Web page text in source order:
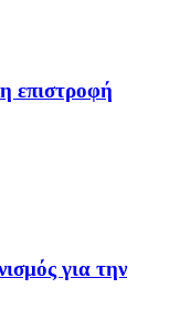
επιστροφή
για την